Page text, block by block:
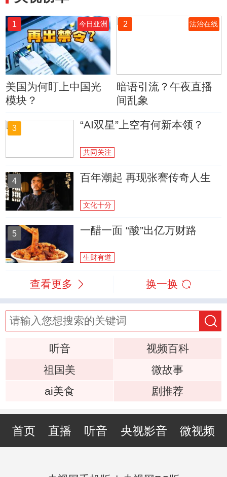
1 今日亚洲
美国为何盯上中国光
模块？
2 法治在线
暗语引流？午夜直播
间乱象
3 “AI双星”上空有何新本领？
共同关注
4 百年潮起 再现张謇传奇人生
文化十分
5 一醋一面 “酸”出亿万财路
生财有道
查看更多 换一换
听音
视频百科
祖国美
微故事
ai美食
剧推荐
首页 直播 听音 央视影音 微视频